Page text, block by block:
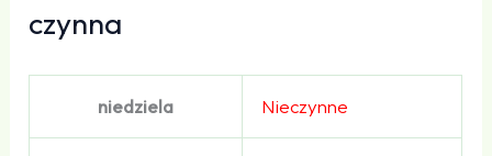
czynna
niedziela Nieczynne